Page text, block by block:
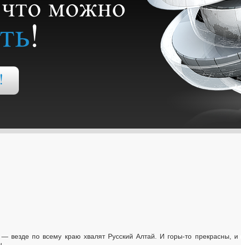
везде по всему краю хвалят Русский Алтай. И горы-то прекрасны, и